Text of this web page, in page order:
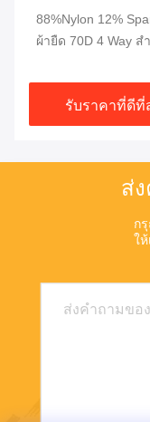
88%Nylon 12%
ผ้ายืด 70D 4 Way ส
รับราคาที่ดีที่
ส่
ก
ใ